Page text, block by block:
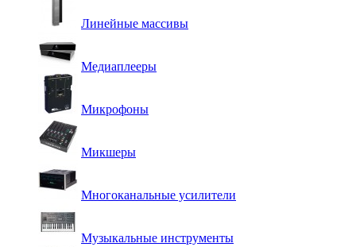
Линейные массивы
Медиаплееры
Микрофоны
Микшеры
Многоканальные усилители
Музыкальные инструменты